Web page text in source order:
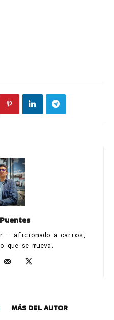
- aficionado a carros,
se mueva.
MÁS DEL AUTOR